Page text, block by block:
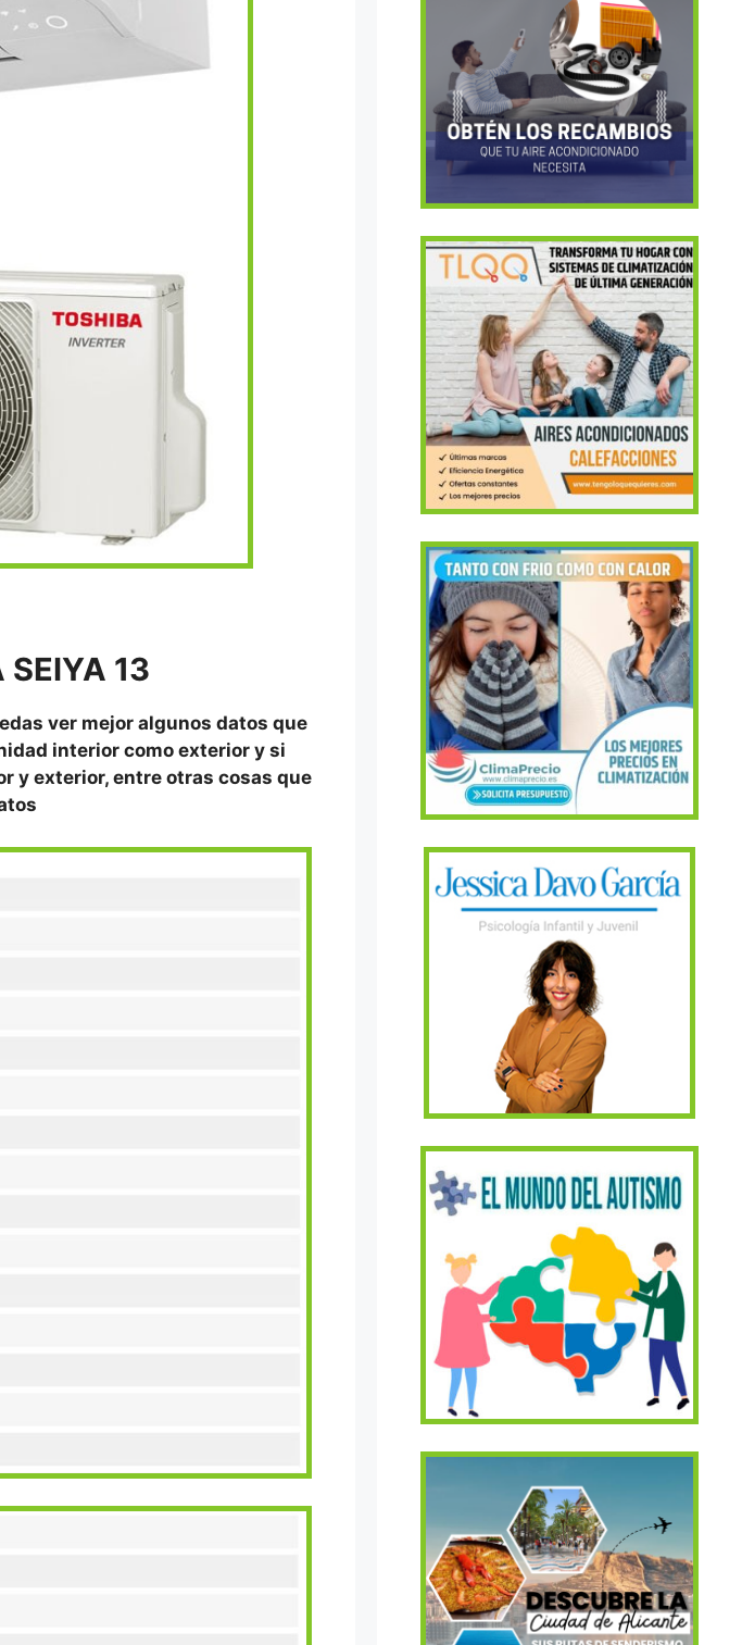
13
ver mejor algunos datos que
interior como exterior y si
y exterior, entre otras cosas que